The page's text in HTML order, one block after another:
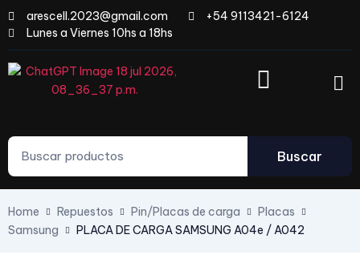
arescell.2023@gmail.com
+54 9113421-6124
Lunes a Viernes 10hs a 18hs
Buscar
Home Repuestos Pin/Placas de carga
Placas
Samsung
PLACA DE CARGA SAMSUNG A04e / A042